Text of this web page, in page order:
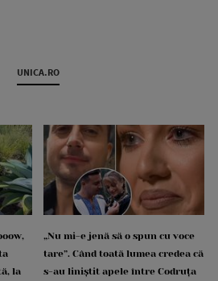
UNICA.RO
la
„Nu mi-e jenă să o spun cu voce
tare”. Când toată lumea credea că
s-au liniștit apele între Codruța